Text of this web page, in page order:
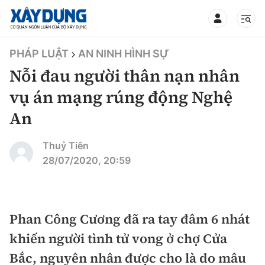
TIN BỘ XÂY DỰNG
CHUYÊN MỤC
Mới nhất
Chính trị
Xã hội
Xây dựng
Chỉ đạo điều hành
Giao thông
PHÁP LUẬT AN NINH HÌNH SỰ
Nỗi đau người thân nạn nhân
vụ án mạng rúng động Nghệ
An
Thuỷ Tiên
28/07/2020, 20:59
Phan Công Cương đã ra tay đâm 6 nhát
khiến người tình tử vong ở chợ Cửa
Bắc, nguyên nhân được cho là do mâu